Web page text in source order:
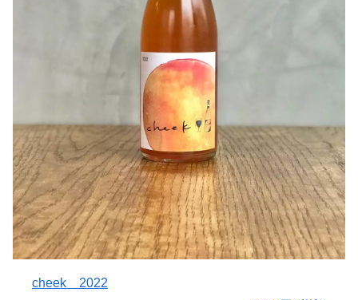
例年になく、状態も早い時期からよい経過なので、今リリ
ース致しますが、向こう５年から7年は、今後育っていく
ワインになると確信します。
引用：Fattoria AL FIORE
【TAKAHIRO WINE】について
醸造家 鈴木 隆博さんは長年都内の飲食店でソムリエと
して勤務され、３０歳の時にワイン造りを決意し渡豪。
行先は農薬をほとんど使用せずありのままの自然に寄り添
い栽培、醸造を行う「SmallFry」にて１年間住み込みで
研修されました。そこで得た経験をもとに地元 茨城県で
ワイナリーの設立を目標に2023年の4月から宮城県の
Fattoria AL FIOREさんで栽培、醸造、業務全般を研修
されています。
故郷でのワイン作りを通し、地元食材の循環や県外からの
観光など、地元に根付く既存のコミュニティを活性化させ
ることで、生まれ育った茨城へ還元ができるのではと日々
研修に励まれています。
〇ぶどうについて
cheek 2022